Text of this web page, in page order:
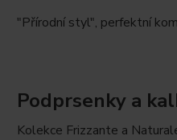
"Přírodní styl", perfektní
Podprsenky a
Kolekce Frizzante a